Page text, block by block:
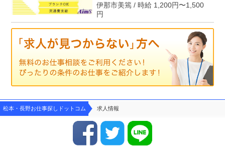
伊那市美篶 / 時給 1,200円〜1,500
円
松本・長野お仕事探しドットコム 求人情報